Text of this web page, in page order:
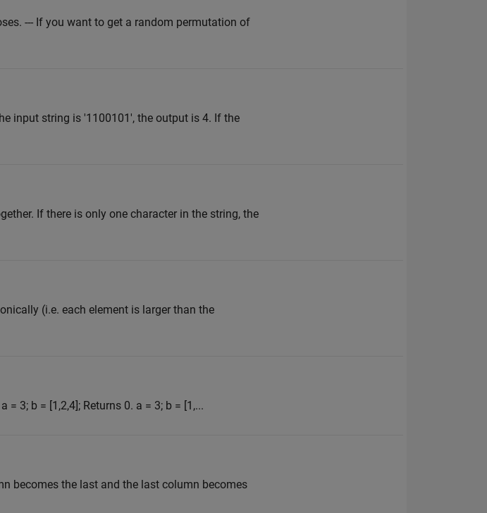
--- If you want to get a random permutation of
input string is '1100101', the output is 4. If the
If there is only one character in the string, the
(i.e. each element is larger than the
3; b = [1,2,4]; Returns 0. a = 3; b = [1,...
becomes the last and the last column becomes